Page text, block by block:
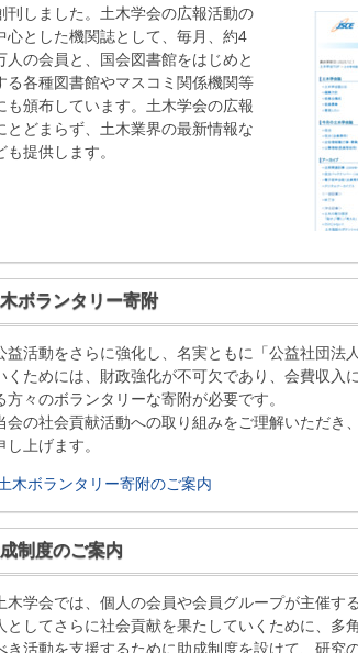
刊しました。土木学会の広報活動の
心とした機関誌として、毎月、約4
人の会員と、国会図書館をはじめと
る各種図書館やマスコミ関係機関等
も頒布しています。土木学会の広報
とどまらず、土木業界の最新情報な
も提供します。
ボランタリー寄附
益活動をさらに強化し、名実ともに「公益社団法
くためには、財政強化が不可欠であり、会費収入
方々のボランタリーな寄附が必要です。
会の社会貢献活動への取り組みをご理解いただき
し上げます。
木ボランタリー寄附のご案内
制度のご案内
木学会では、個人の会員や会員グループが主催す
としてさらに社会貢献を果たしていくために、多
き活動を支援するために助成制度を設けて、研究